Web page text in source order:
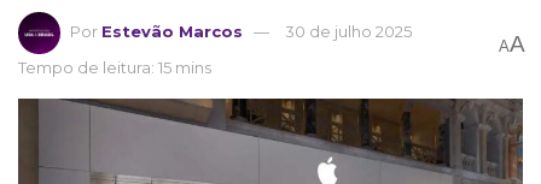
Por Estevão Marcos
30 de julho 2025
Tempo de leitura: 15 mins
AA